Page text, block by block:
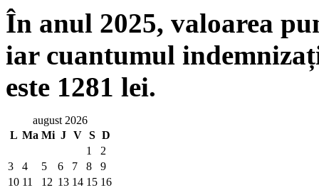
În anul 2025, valoarea
iar cuantumul
este 1281 lei.
august 2026
L Ma Mi J V S D
1
2
3
4 5 6 7 8
9
10 11 12 13 14 15 16